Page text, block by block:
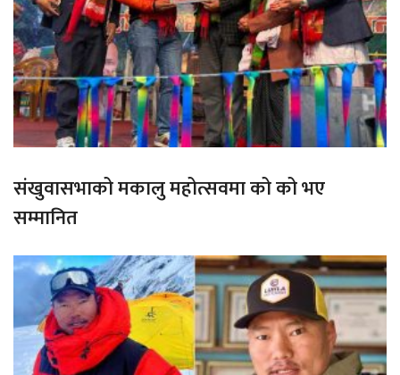
संखुवासभाको मकालु महोत्सवमा को को भए
सम्मानित